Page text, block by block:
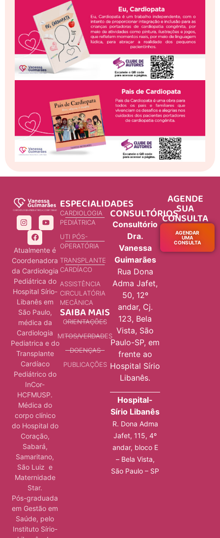
Atualmente é
Coordenadora
da Cardiologia
Pediátrica do
Hospital Sírio-
Libanês em
São Paulo,
médica da
Cardiologia
Pediatrica e do
Transplante
Cardíaco
Pediátrico do
InCor-
HCFMUSP.
Médica do
corpo clínico
do Hospital do
Coração,
Sabará,
Samaritano,
São Luiz e
Maternidade
Star.
Pós-graduada
em Gestão em
Saúde, pelo
Instituto Sírio-
ESPECIALIDADES
CARDIOLOGIA
PEDIÁTRICA
UTI PÓS-
OPERATÓRIA
TRANSPLANTE
CARDÍACO
ASSISTÊNCIA
CIRCULATÓRIA
MECÂNICA
SAIBA MAIS
ORIENTAÇÕES
MITOS/VERDADES
DOENÇAS
PUBLICAÇÕES
CONSULTÓRIOS
Consultório
Dra.
Vanessa
Guimarães
Rua Dona
Adma Jafet,
50, 12º
andar, Cj.
123, Bela
Vista, São
Paulo-SP, em
frente ao
Hospital Sírio
Libanês.
Hospital-
Sírio Libanês
R. Dona Adma
Jafet, 115, 4º
andar, bloco E
– Bela Vista,
São Paulo – SP
AGENDE
SUA
CONSULTA
AGENDAR
UMA
CONSULTA